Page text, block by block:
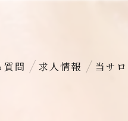
質問 求人情報 当サ